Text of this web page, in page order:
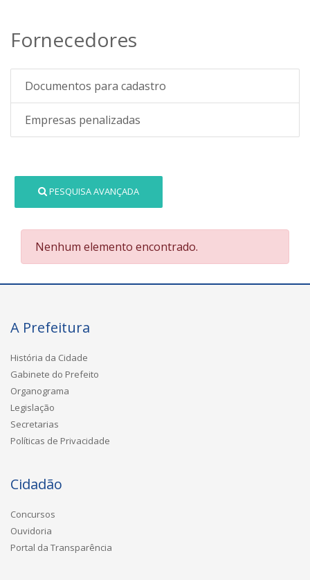
Fornecedores
Documentos para cadastro
Empresas penalizadas
PESQUISA AVANÇADA
Nenhum elemento encontrado.
A Prefeitura
História da Cidade
Gabinete do Prefeito
Organograma
Legislação
Secretarias
Políticas de Privacidade
Cidadão
Concursos
Ouvidoria
Portal da Transparência